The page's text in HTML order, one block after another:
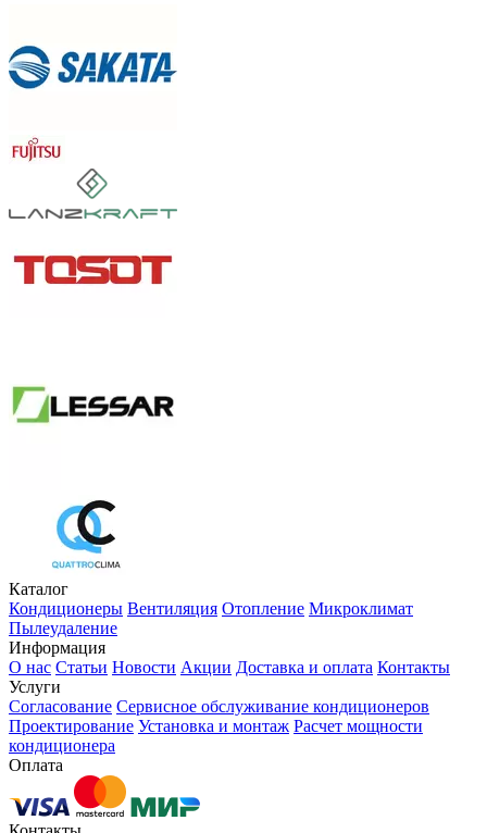
Каталог
Кондиционеры Вентиляция Отопление Микроклимат
Пылеудаление
Информация
О нас Статьи Новости Акции Доставка и оплата Контакты
Услуги
Согласование Сервисное обслуживание кондиционеров
Проектирование Установка и монтаж Расчет мощности
кондиционера
Оплата